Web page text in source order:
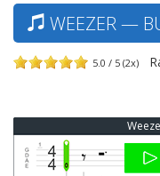
WEEZER —
5.0 / 5 (2x)